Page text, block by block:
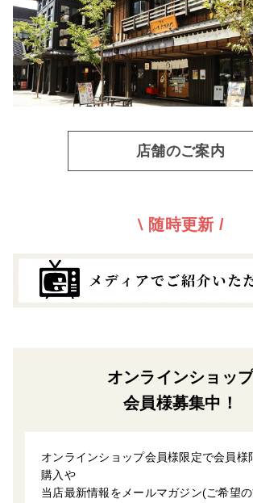
店舗のご案内
⧵ 随時更新 /
オンラインショッ
会員様募集中！
オンラインショップ会員様限定で会員様
購入や
当店最新情報をメールマガジン(ご希望